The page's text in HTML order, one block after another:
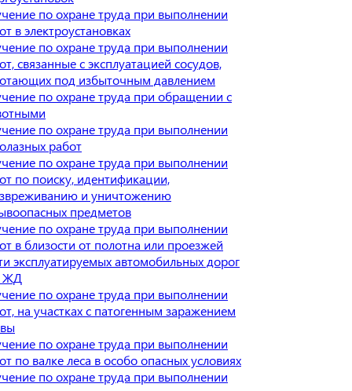
по охране труда при выполнении
в электроустановках
по охране труда при выполнении
связанные с эксплуатацией сосудов,
под избыточным давлением
по охране труда при обращении с
по охране труда при выполнении
работ
по охране труда при выполнении
по поиску, идентификации,
и уничтожению
предметов
по охране труда при выполнении
в близости от полотна или проезжей
эксплуатируемых автомобильных дорог
ЖД
по охране труда при выполнении
на участках с патогенным заражением
по охране труда при выполнении
по валке леса в особо опасных условиях
по охране труда при выполнении